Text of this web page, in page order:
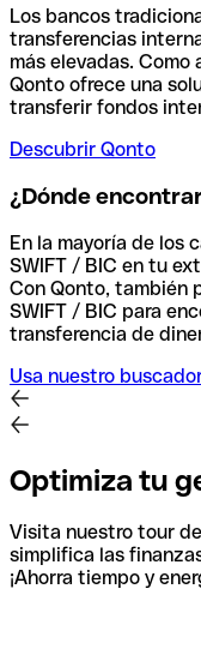
Los bancos
transferencias
más elevadas. Como
Qonto ofrece una
transferir fondos
Descubrir Qonto
¿Dónde
En la mayoría de los
SWIFT / BIC en tu
Con Qonto, también
SWIFT / BIC para
transferencia de
Usa nuestro
Optimiza tu
Visita nuestro tour
simplifica las
¡Ahorra tiempo y